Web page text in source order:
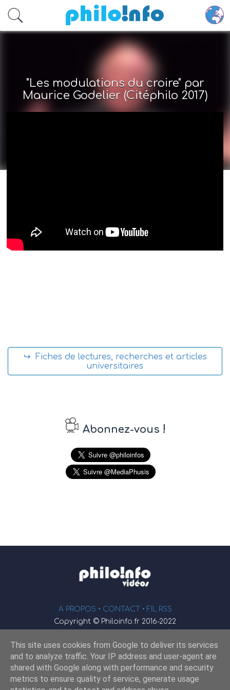
Accéder au contenu principal
"Les modulations du croire" par
Maurice Godelier (Citéphilo 2017)
↪ Fiches de lectures, recherches et articles
universitaires
Abonnez-vous !
A PROPOS • CONTACT • FIL RSS
Copyright © Philoinfo.fr 2016-2022
φ
Webmaster : JEND
Retrouvez-nous sur
This site uses cookies from Google to deliver its services
and to analyze traffic. Your IP address and user-agent are
shared with Google along with performance and security
metrics to ensure quality of service, generate usage